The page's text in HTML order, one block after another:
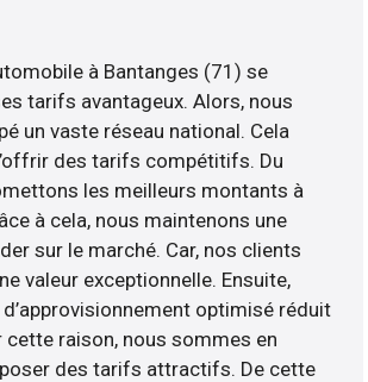
à Bantanges (71) se
tarifs avantageux. Alors, nous
un vaste réseau national. Cela
des tarifs compétitifs. Du
les meilleurs montants à
à cela, nous maintenons une
sur le marché. Car, nos clients
valeur exceptionnelle. Ensuite,
optimisé réduit
cette raison, nous sommes en
des tarifs attractifs. De cette